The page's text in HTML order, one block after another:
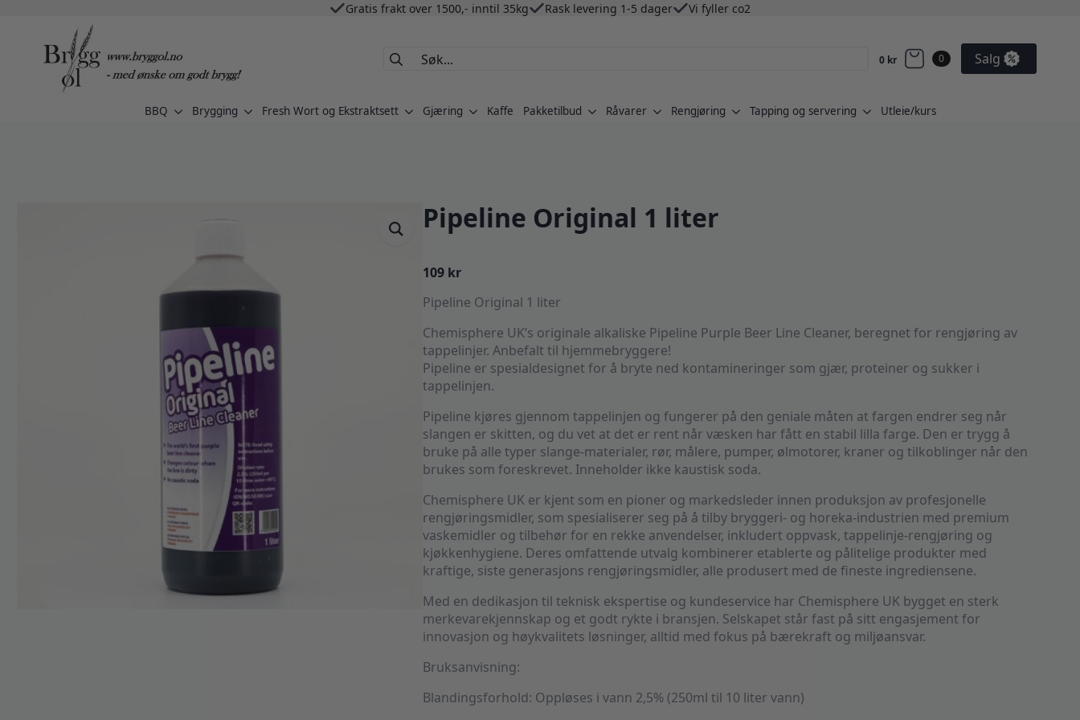
Gratis frakt over 1500,- inntil 35kg Rask levering 1-5 dager Vi fyller co2
Search
0 kr 0 Salg
BBQ Brygging Fresh Wort og Ekstraktsett Gjæring Kaffe Pakketilbud Råvarer Rengjøring Tapping og servering Utleie/kurs
Pipeline Original 1 liter
109 kr
Pipeline Original 1 liter
Chemisphere UK’s originale alkaliske Pipeline Purple Beer Line Cleaner, beregnet for rengjøring av
tappelinjer. Anbefalt til hjemmebryggere!
Pipeline er spesialdesignet for å bryte ned kontamineringer som gjær, proteiner og sukker i
tappelinjen.
Pipeline kjøres gjennom tappelinjen og fungerer på den geniale måten at fargen endrer seg når
slangen er skitten, og du vet at det er rent når væsken har fått en stabil lilla farge. Den er trygg å
bruke på alle typer slange-materialer, rør, målere, pumper, ølmotorer, kraner og tilkoblinger når den
brukes som foreskrevet. Inneholder ikke kaustisk soda.
Chemisphere UK er kjent som en pioner og markedsleder innen produksjon av profesjonelle
rengjøringsmidler, som spesialiserer seg på å tilby bryggeri- og horeka-industrien med premium
vaskemidler og tilbehør for en rekke anvendelser, inkludert oppvask, tappelinje-rengjøring og
kjøkkenhygiene. Deres omfattende utvalg kombinerer etablerte og pålitelige produkter med
kraftige, siste generasjons rengjøringsmidler, alle produsert med de fineste ingrediensene.
Med en dedikasjon til teknisk ekspertise og kundeservice har Chemisphere UK bygget en sterk
merkevarekjennskap og et godt rykte i bransjen. Selskapet står fast på sitt engasjement for
innovasjon og høykvalitets løsninger, alltid med fokus på bærekraft og miljøansvar.
Bruksanvisning:
Blandingsforhold: Oppløses i vann 2,5% (250ml til 10 liter vann)